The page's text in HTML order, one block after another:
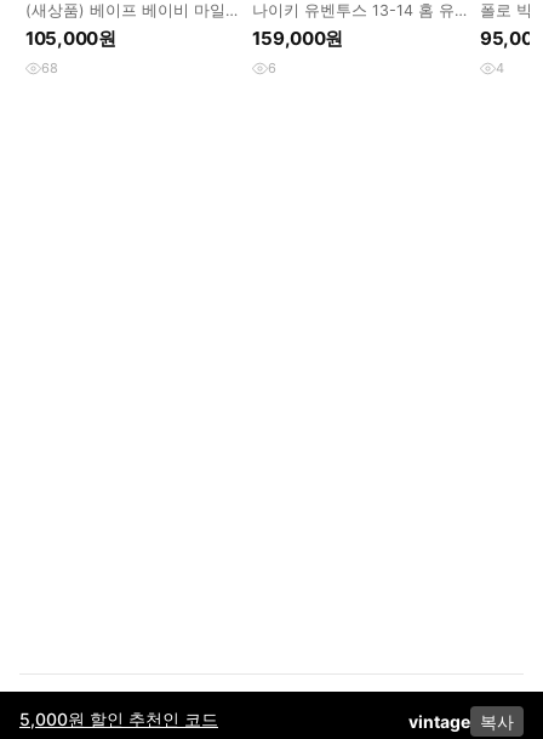
5,000원 할인 추천인 코드 vintage 복사
(새상품) 베이프 베이비 마일
로 카모 티셔츠 XL 화이트 그
린
105,000원
68
나이키 유벤투스 13-14 홈 유
니폼 xxl 노마킹
159,000원
6
폴로 빅
4